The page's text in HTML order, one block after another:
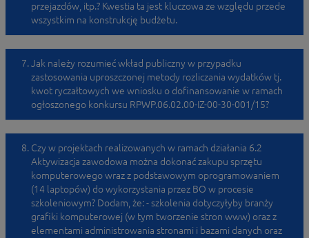
przejazdów, itp.? Kwestia ta jest kluczowa ze względu przede
wszystkim na konstrukcję budżetu.
Jak należy rozumieć wkład publiczny w przypadku
zastosowania uproszczonej metody rozliczania wydatków tj.
kwot ryczałtowych we wniosku o dofinansowanie w ramach
ogłoszonego konkursu RPWP.06.02.00-IZ-00-30-001/15?
Czy w projektach realizowanych w ramach działania 6.2
Aktywizacja zawodowa można dokonać zakupu sprzętu
komputerowego wraz z podstawowym oprogramowaniem
(14 laptopów) do wykorzystania przez BO w procesie
szkoleniowym? Dodam, że: - szkolenia dotyczyłyby branży
grafiki komputerowej (w tym tworzenie stron www) oraz z
elementami administrowania stronami i bazami danych oraz